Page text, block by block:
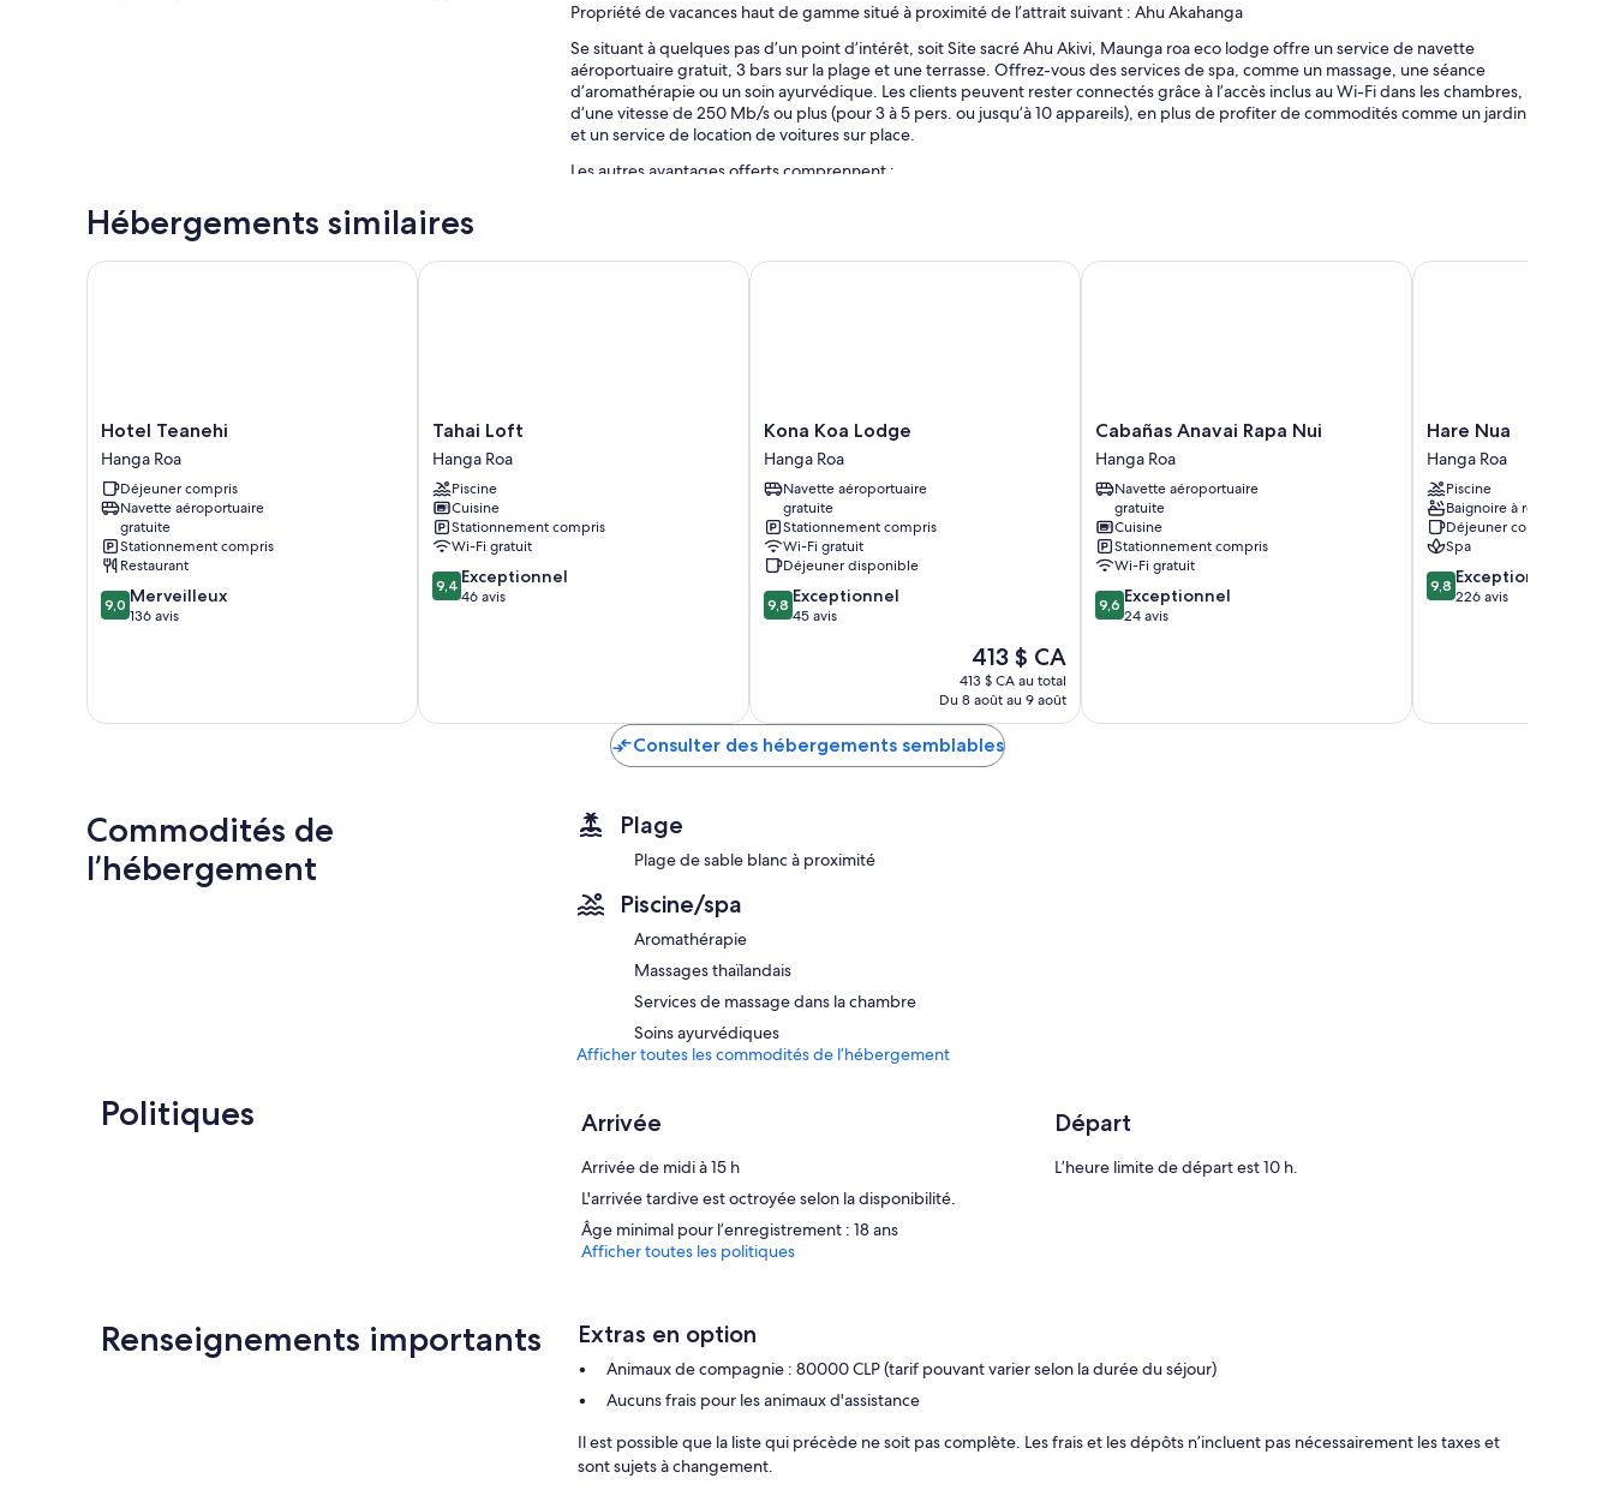
Propriété de vacances haut de gamme situé à proximité de l’attrait suivant : Ahu Akahanga
Se situant à quelques pas d’un point d’intérêt, soit Site sacré Ahu Akivi, Maunga roa eco lodge offre un service de navette
aéroportuaire gratuit, 3 bars sur la plage et une terrasse. Offrez-vous des services de spa, comme un massage, une séance
d’aromathérapie ou un soin ayurvédique. Les clients peuvent rester connectés grâce à l’accès inclus au Wi-Fi dans les chambres,
d’une vitesse de 250 Mb/s ou plus (pour 3 à 5 pers. ou jusqu’à 10 appareils), en plus de profiter de commodités comme un jardin
et un service de location de voitures sur place.
Les autres avantages offerts comprennent :
Info-excursions/billetterie, barbecue au charbon et coffre-fort à la réception
D’autres commodités offertes dans toutes les chambres comprennent :
Des bacs de recyclage, des ampoules à DEL et des bacs de compostage
Une douche, une baignoire ou une douche et des articles de toilette gratuits
Des cours privées clôturées, des garde-robes ou placards et des planchers chauffants
Hébergements similaires
Hotel
Teanehi
Hanga
Roa
Hotel Teanehi
Hanga Roa
Déjeuner compris
Navette aéroportuaire
gratuite
Stationnement compris
Restaurant
9.0
sur
9,0 Merveilleux
136 avis
Hotel Teanehi
Tahai
Loft
Hanga
Roa
Tahai Loft
Hanga Roa
Piscine
Cuisine
Stationnement compris
Wi-Fi gratuit
9.4
sur
9,4 Exceptionnel
46 avis
Tahai Loft
Kona
Koa
Lodge
Hanga
Roa
Kona Koa Lodge
Hanga Roa
Navette aéroportuaire
gratuite
Stationnement compris
Wi-Fi gratuit
Déjeuner disponible
9.8
sur
9,8 Exceptionnel
45 avis
Le
prix
est
413 $ CA
413 $ CA
413 $ CA au total
Du 8 août au 9 août
Kona Koa Lodge
Cabañas
Anavai
Rapa
Nui
Hanga
Roa
Cabañas Anavai Rapa Nui
Hanga Roa
Navette aéroportuaire
gratuite
Cuisine
Stationnement compris
Wi-Fi gratuit
9.6
sur
9,6 Exceptionnel
24 avis
Cabañas Anavai Rapa Nui
Hare
Nua
Hanga
Roa
Hare Nua
Hanga Roa
Piscine
Baignoire à remous
Déjeuner compris
Spa
9.8
sur
9,8 Exceptionnel
226 avis
Hare Nua
Consulter des hébergements semblables
Commodités de
l’hébergement
Plage
Plage de sable blanc à proximité
Piscine/spa
Aromathérapie
Massages thaïlandais
Services de massage dans la chambre
Soins ayurvédiques
Afficher toutes les commodités de l’hébergement
Politiques Arrivée
Arrivée de midi à 15 h
L'arrivée tardive est octroyée selon la disponibilité.
Âge minimal pour l’enregistrement : 18 ans
Départ
L’heure limite de départ est 10 h.
Afficher toutes les politiques
Renseignements importants Extras en option
Animaux de compagnie : 80000 CLP (tarif pouvant varier selon la durée du séjour)
Aucuns frais pour les animaux d'assistance
Il est possible que la liste qui précède ne soit pas complète. Les frais et les dépôts n’incluent pas nécessairement les taxes et
sont sujets à changement.